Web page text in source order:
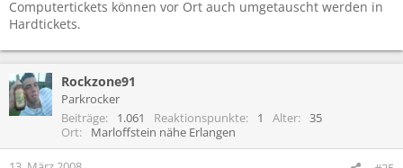
Computertickets können vor Ort auch umgetauscht werden in
Hardtickets.
Rockzone91
Parkrocker
Beiträge
1.061 Reaktionspunkte 1 Alter
35
Ort
Marloffstein nähe Erlangen